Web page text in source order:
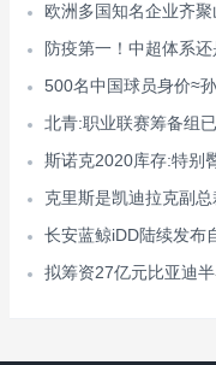
欧洲多国知名企业齐
防疫第一！中超体系
500名中国球员身价≈
北青:职业联赛筹备组
斯诺克2020库存:特别
克里斯是凯迪拉克副
长安蓝鲸iDD陆续发布
拟筹资27亿元比亚迪